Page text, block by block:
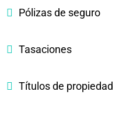
Pólizas de seguro
Tasaciones
Títulos de propiedad